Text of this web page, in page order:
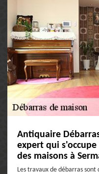
Antiquaire
expert qui
des maisons à
Les travaux de débarras